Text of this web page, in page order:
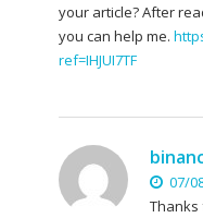
your article? After
you can help me.
ref=IHJUI7TF
07/
Thanks